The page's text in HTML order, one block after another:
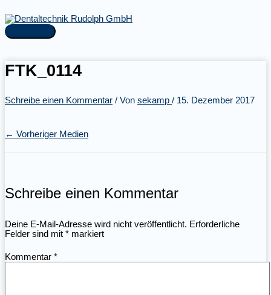
Inhalt
springen
Hauptmenü
FTK_0114
Schreibe einen Kommentar / Von sekamp / 15. Dezember 2017
← Vorheriger Medien
Schreibe einen Kommentar
Deine E-Mail-Adresse wird nicht veröffentlicht. Erforderliche
Felder sind mit * markiert
Kommentar *